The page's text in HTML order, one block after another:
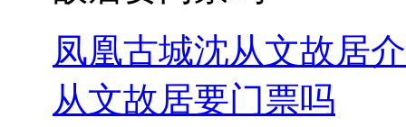
凤凰古城沈从文故居
从文故居要门票吗